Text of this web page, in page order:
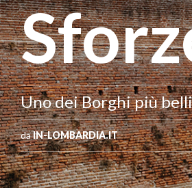
Uno dei Borghi più belli
daIN-LOMBARDIA.IT